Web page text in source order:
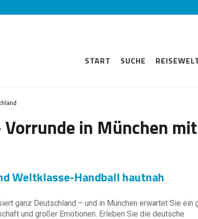
START SUCHE
in München mit
Weltklasse-Handball hautnah
ganz Deutschland – und in München erwartet Sie ein
und großer Emotionen. Erleben Sie die deutsche